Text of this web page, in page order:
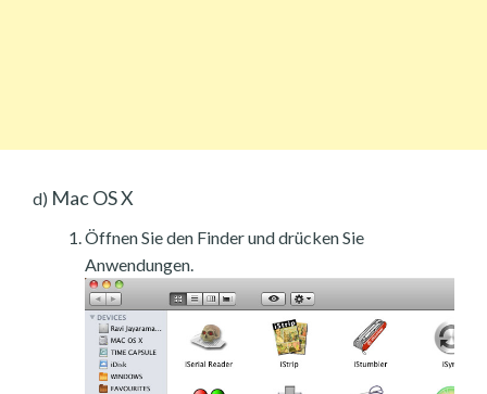
d) Mac OS X
Öffnen Sie den Finder und drücken Sie
Anwendungen.